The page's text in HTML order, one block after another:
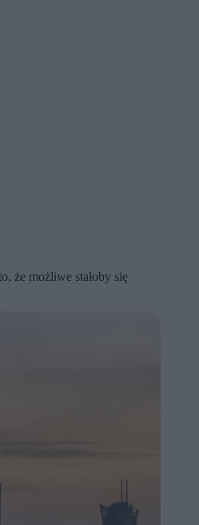
że możliwe stałoby się